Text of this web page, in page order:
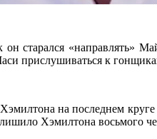
старался «направлять»
прислушиваться к
на последнем
Хэмилтона восьмого